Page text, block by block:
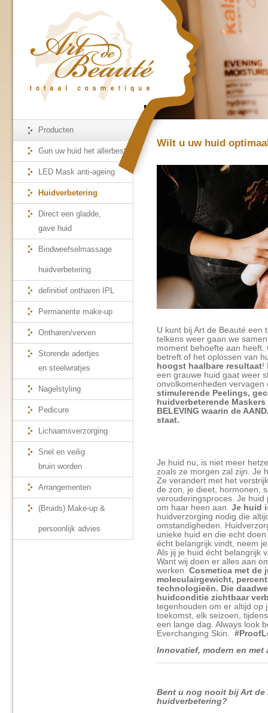
Producten
Gun uw huid het allerbeste
LED Mask anti-ageing
Huidverbetering
Direct een gladde,
gave huid
Bindweefselmassage
huidverbetering
definitief ontharen IPL
Permanente make-up
Ontharen/verven
Storende adertjes
en steelwratjes
Nagelstyling
Pedicure
Lichaamsverzorging
Snel en veilig
bruin worden
Arrangementen
(Bruids) Make-up &
persoonlijk advies
Wilt u uw huid
U kunt bij Art de Beauté een
telkens weer gaan we
moment behoefte aan
betreft of het oplossen van
hoogst haalbare resultaat!
een grauwe huid gaat weer
onvolkomenheden
stimulerende Peelings,
huidverbeterende Maskers
BELEVING waarin de
staat.
Je huid nu, is niet meer
zoals ze morgen zal zijn. Je
Ze verandert met het
de zon, je dieet, hormonen,
verouderingsproces. Je
om haar heen aan. Je huid
huidverzorging nodig die
omstandigheden.
unieke huid en die echt
écht belangrijk vindt, neem
Als jij je huid écht belangrijk
Want wij doen er alles aan
werken. Cosmetica met de
moleculairgewicht,
technologieën. Die
huidconditie zichtbaar
tegenhouden om er altijd op
toekomst, elk seizoen,
een lange dag. Always look
Everchanging Skin.
Innovatief, modern en
Bent u nog nooit bij Art de
huidverbetering?